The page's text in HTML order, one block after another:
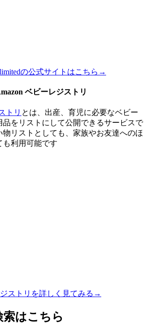
の公式サイトはこちら→
ベビーレジストリ
トリ とは、出産、育児に必要なベビー
品をリストにして公開できるサービスで
リストとしても、家族やお友達へのほ
も利用可能です
ストリを詳しく見てみる→
索はこちら